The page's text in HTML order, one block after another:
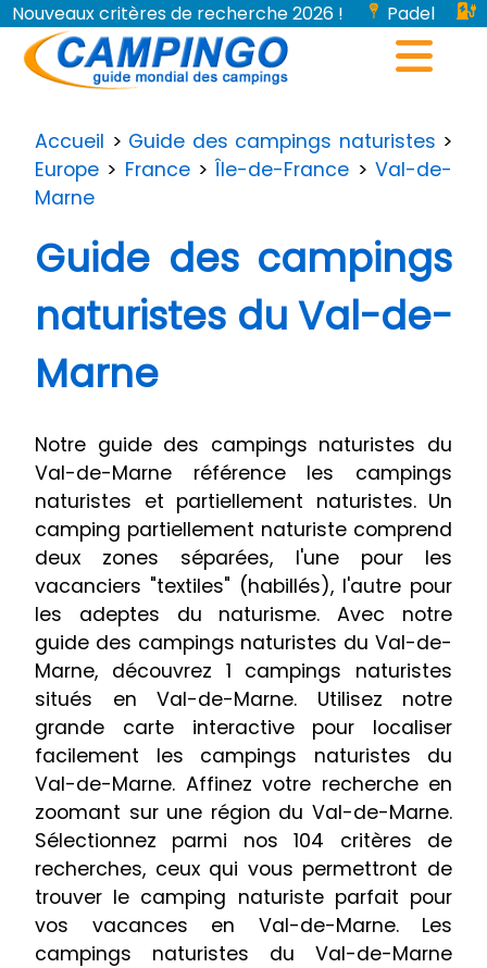
Nouveaux critères de recherche 2026 !
Padel
Bornes de recharge pour véhicules électriques...
Accueil > Guide des campings naturistes >
Europe > France>Île-de-France >Val-de-
Marne
Guide des campings
naturistes du Val-de-
Marne
Notre guide des campings naturistes du
Val-de-Marne référence les campings
naturistes et partiellement naturistes. Un
camping partiellement naturiste comprend
deux zones séparées, l'une pour les
vacanciers "textiles" (habillés), l'autre pour
les adeptes du naturisme. Avec notre
guide des campings naturistes du Val-de-
Marne, découvrez 1 campings naturistes
situés en Val-de-Marne. Utilisez notre
grande carte interactive pour localiser
facilement les campings naturistes du
Val-de-Marne. Affinez votre recherche en
zoomant sur une région du Val-de-Marne.
Sélectionnez parmi nos 104 critères de
recherches, ceux qui vous permettront de
trouver le camping naturiste parfait pour
vos vacances en Val-de-Marne. Les
campings naturistes du Val-de-Marne